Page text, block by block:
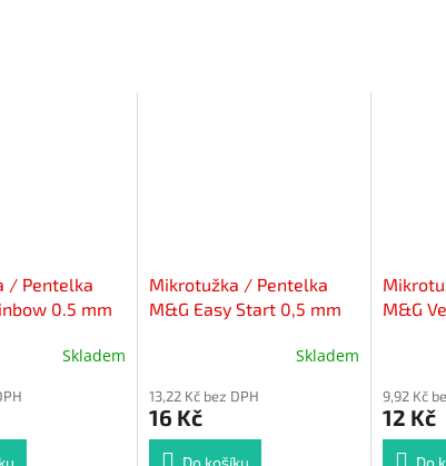
/ Pentelka
0.5 mm
Skladem
Mikrotužka / Pentelka
M&G Easy Start 0,5 mm
Skladem
13,22 Kč bez DPH
16 Kč
M&G
9,92 Kč
12 Kč